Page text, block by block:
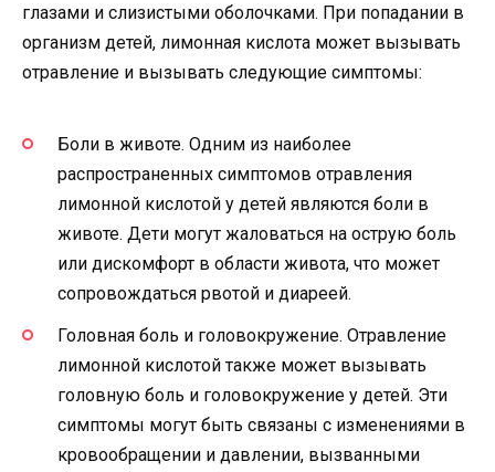
глазами и слизистыми оболочками. При попадании в
организм детей, лимонная кислота может вызывать
отравление и вызывать следующие симптомы:
Боли в животе. Одним из наиболее
распространенных симптомов отравления
лимонной кислотой у детей являются боли в
животе. Дети могут жаловаться на острую боль
или дискомфорт в области живота, что может
сопровождаться рвотой и диареей.
Головная боль и головокружение. Отравление
лимонной кислотой также может вызывать
головную боль и головокружение у детей. Эти
симптомы могут быть связаны с изменениями в
кровообращении и давлении, вызванными